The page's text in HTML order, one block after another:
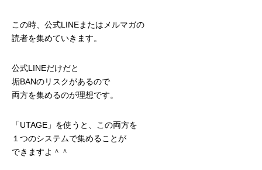
この時、公式LINEまたはメルマガの
読者を集めていきます。
公式LINEだけだと
垢BANのリスクがあるので
両方を集めるのが理想です。
「UTAGE」を使うと、この両方を
１つのシステムで集めることが
できますよ＾＾